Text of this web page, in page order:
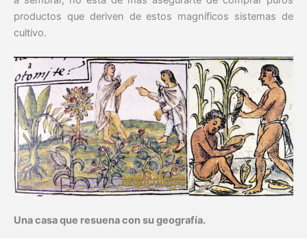
productos que deriven de estos magníficos sistemas de
cultivo.
Una casa que resuena con su geografía.